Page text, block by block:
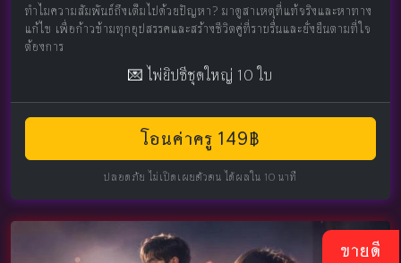
ทำไมความสัมพันธ์ถึงเต็มไปด้วยปัญหา? มาดูสาเหตุที่แท้จริงและหาทาง
แก้ไข เพื่อก้าวข้ามทุกอุปสรรคและสร้างชีวิตคู่ที่ราบรื่นและยั่งยืนตามที่ใจ
ต้องการ
💌 ไพ่ยิปซีชุดใหญ่ 10 ใบ
โอนค่าครู 149฿
ปลอดภัย ไม่เปิดเผยตัวตน ได้ผลใน 10 นาที
ขายดี